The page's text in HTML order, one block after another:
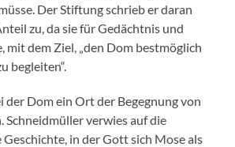
Der Stiftung schrieb er daran
zu, da sie für Gedächtnis und
dem Ziel, „den Dom bestmöglich
begleiten“.
der Dom ein Ort der Begegnung von
Schneidmüller verwies auf die
in der Gott sich Mose als